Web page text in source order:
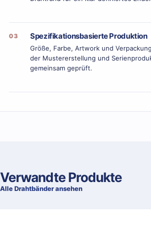
03 Spezifikationsbasierte Produktion
Größe, Farbe, Artwork und
der Mustererstellung und
gemeinsam geprüft.
Verwandte Produkte
Alle Drahtbänder ansehen